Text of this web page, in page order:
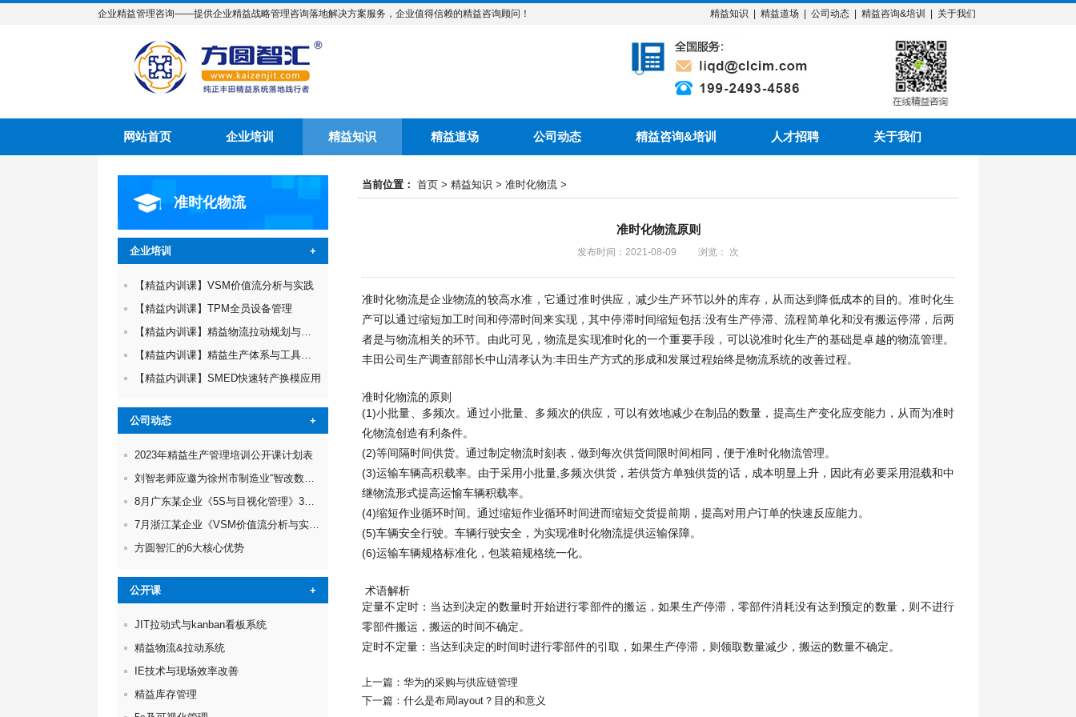
企业精益管理咨询——提供企业精益战略管理咨询落地解决方案服务，企业值得信赖的精益咨询顾问！ 精益知识 精益道场 公司动态 精益咨询&培训 关于我们
网站首页 企业培训 精益知识 精益道场 公司动态 精益咨询&培训 人才招聘 关于我们
准时化物流
+
企业培训
【精益内训课】VSM价值流分析与实践
【精益内训课】TPM全员设备管理
【精益内训课】SMED快速转产换模应用
+
公司动态
2023年精益生产管理培训公开课计划表
方圆智汇的6大核心优势
+
公开课
JIT拉动式与kanban看板系统
精益物流&拉动系统
IE技术与现场效率改善
精益库存管理
当前位置： 首页 > 精益知识 > 准时化物流 >
准时化物流原则
发布时间：2021-08-09 浏览： 次
准时化物流是企业物流的较高水准，它通过准时供应，减少生产环节以外的库存，从而达到降低成本的目的。准时化生
产可以通过缩短加工时间和停滞时间来实现，其中停滞时间缩短包括:没有生产停滞、流程简单化和没有搬运停滞，后两
者是与物流相关的环节。由此可见，物流是实现准时化的一个重要手段，可以说准时化生产的基础是卓越的物流管理。
丰田公司生产调查部部长中山清孝认为:丰田生产方式的形成和发展过程始终是物流系统的改善过程。
准时化物流的原则
(1)小批量、多频次。通过小批量、多频次的供应，可以有效地减少在制品的数量，提高生产变化应变能力，从而为准时
化物流创造有利条件。
(2)等间隔时间供货。通过制定物流时刻表，做到每次供货间限时间相同，便于准时化物流管理。
(3)运输车辆高积载率。由于采用小批量,多频次供货，若供货方单独供货的话，成本明显上升，因此有必要采用混载和中
继物流形式提高运愉车辆积载率。
(4)缩短作业循环时间。通过缩短作业循环时间进而缩短交货提前期，提高对用户订单的快速反应能力。
(5)车辆安全行驶。车辆行驶安全，为实现准时化物流提供运输保障。
(6)运输车辆规格标准化，包装箱规格统一化。
术语解析
定量不定时：当达到决定的数量时开始进行零部件的搬运，如果生产停滞，零部件消耗没有达到预定的数量，则不进行
零部件搬运，搬运的时间不确定。
定时不定量：当达到决定的时间时进行零部件的引取，如果生产停滞，则领取数量减少，搬运的数量不确定。
上一篇： 华为的采购与供应链管理
下一篇： 什么是布局layout？目的和意义